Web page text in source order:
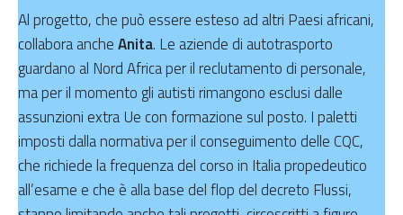
Al progetto, che può essere esteso ad altri Paesi africani,
collabora ancheAnita. Le aziende di autotrasporto
guardano al Nord Africa per il reclutamento di personale,
ma per il momento gli autisti rimangono esclusi dalle
assunzioni extra Ue con formazione sul posto. I paletti
imposti dalla normativa per il conseguimento delle CQC,
che richiede la frequenza del corso in Italia propedeutico
all’esame e che è alla base del flop del decreto Flussi,